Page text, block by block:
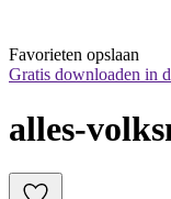
Favorieten opslaan
Gratis downloaden in
alles-